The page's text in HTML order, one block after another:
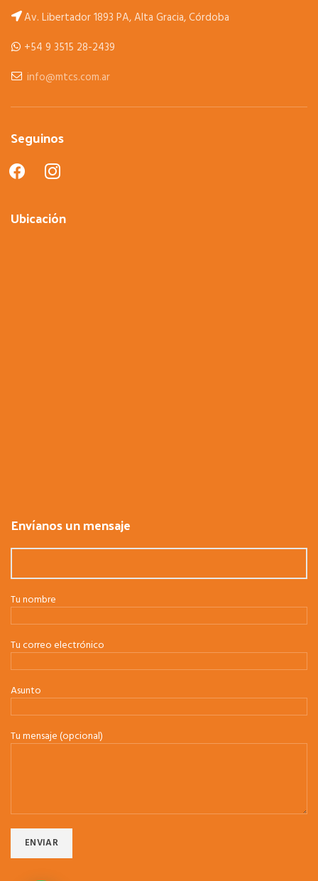
Av. Libertador 1893 PA, Alta Gracia, Córdoba
+54 9 3515 28-2439
info@mtcs.com.ar
Seguinos
facebookinstagram
Ubicación
Envíanos un mensaje
Tu nombre
Tu correo electrónico
Asunto
Tu mensaje (opcional)